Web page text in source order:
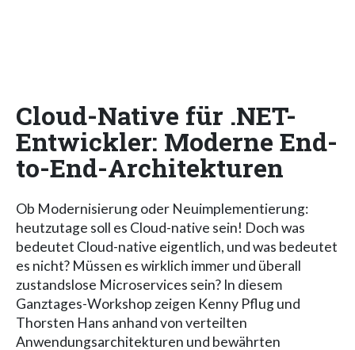
Cloud-Native für .NET-
Entwickler: Moderne End-
to-End-Architekturen
Ob Modernisierung oder Neuimplementierung:
heutzutage soll es Cloud-native sein! Doch was
bedeutet Cloud-native eigentlich, und was bedeutet
es nicht? Müssen es wirklich immer und überall
zustandslose Microservices sein? In diesem
Ganztages-Workshop zeigen Kenny Pflug und
Thorsten Hans anhand von verteilten
Anwendungsarchitekturen und bewährten